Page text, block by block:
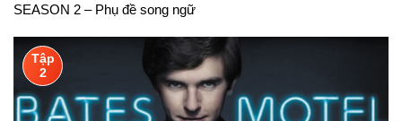
SEASON 2 – Phụ đề song ngữ
Tập
2